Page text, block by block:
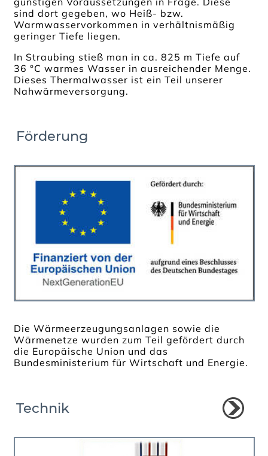
sind dort gegeben, wo Heiß- bzw.
Warmwasservorkommen in verhältnismäßig
geringer Tiefe liegen.
In Straubing stieß man in ca. 825 m Tiefe auf
36 °C warmes Wasser in ausreichender Menge.
Dieses Thermalwasser ist ein Teil unserer
Nahwärmeversorgung.
Förderung
Die Wärmeerzeugungsanlagen sowie die
Wärmenetze wurden zum Teil gefördert durch
die Europäische Union und das
Bundesministerium für Wirtschaft und Energie.
Technik